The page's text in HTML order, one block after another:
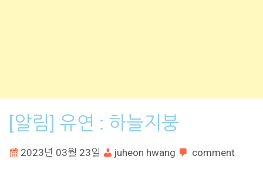
[알림] 유연 : 하늘지붕
2023년 03월 23일 juheon hwang comment